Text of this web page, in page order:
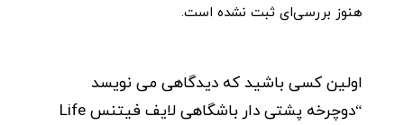
هنوز بررسی‌ای ثبت نشده است.
اولین کسی باشید که دیدگاهی می نویسد
“دوچرخه پشتی دار باشگاهی لایف فیتنس Life